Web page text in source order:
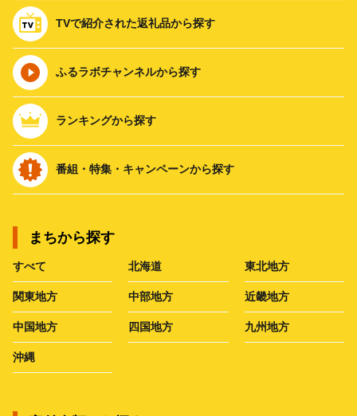
TVで紹介された返礼品から探す
ふるラボチャンネルから探す
ランキングから探す
番組・特集・キャンペーンから探す
まちから探す
すべて 北海道 東北地方
関東地方 中部地方 近畿地方
中国地方 四国地方 九州地方
沖縄